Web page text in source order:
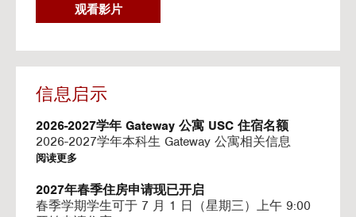
G
O
O
U
S
I
N
V
I
观看影片
信息启示
2026-2027学年 Gateway 公寓 USC 住宿名额
2026-2027学年本科生 Gateway 公寓相关信息
阅读更多
2027年春季住房申请现已开启
春季学期学生可于 7 月 1 日（星期三）上午 9:00